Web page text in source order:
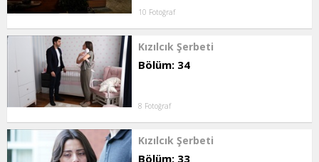
10 Fotoğraf
Kızılcık Şerbeti
Bölüm: 34
8 Fotoğraf
Kızılcık Şerbeti
Bölüm: 33